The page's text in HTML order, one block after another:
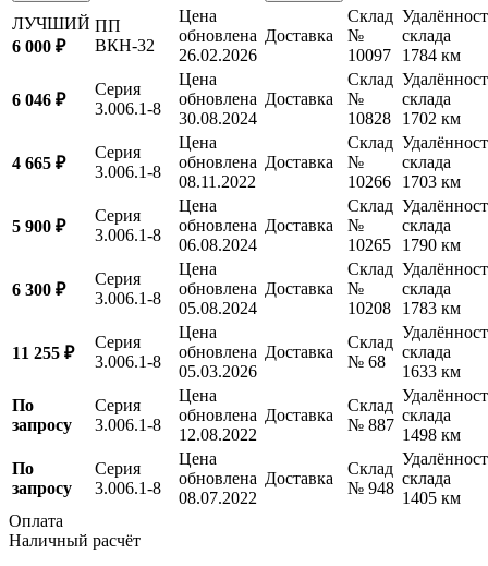
ЛУЧШИЙ
6 000 ₽
ПП
ВКН-32
Цена
обновлена
26.02.2026
Доставка
Склад
№
10097
склада
1784 км
6 046 ₽
Серия
3.006.1-8
Цена
обновлена
30.08.2024
Доставка
Склад
№
10828
склада
1702 км
4 665 ₽
Серия
3.006.1-8
Цена
обновлена
08.11.2022
Доставка
Склад
№
10266
склада
1703 км
5 900 ₽
Серия
3.006.1-8
Цена
обновлена
06.08.2024
Доставка
Склад
№
10265
склада
1790 км
6 300 ₽
Серия
3.006.1-8
Цена
обновлена
05.08.2024
Доставка
Склад
№
10208
склада
1783 км
11 255 ₽
Серия
3.006.1-8
Цена
обновлена
05.03.2026
Доставка
Склад
№ 68
склада
1633 км
По
запросу
Серия
3.006.1-8
Цена
обновлена
12.08.2022
Доставка
Склад
№ 887
склада
1498 км
По
запросу
Серия
3.006.1-8
Цена
обновлена
08.07.2022
Доставка
Склад
№ 948
склада
1405 км
Оплата
Наличный расчёт